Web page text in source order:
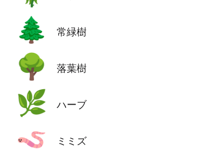
🌲 常緑樹
🌳 落葉樹
🌿 ハーブ
🪱 ミミズ